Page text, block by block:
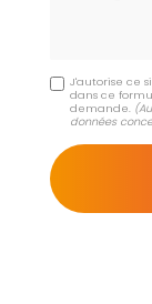
J'autorise ce
dans ce
demande.
données